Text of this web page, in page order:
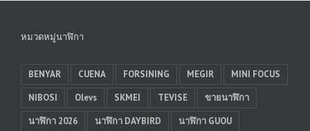
หมวดหมู่นาฬิกา
BENYAR CUENA FORSINING MEGIR
MINI FOCUS
NIBOSI
Olevs SKMEI TEVISE
ขายนาฬิกา
นาฬิกา 2026
นาฬิกา DAYBIRD
นาฬิกา GUOU